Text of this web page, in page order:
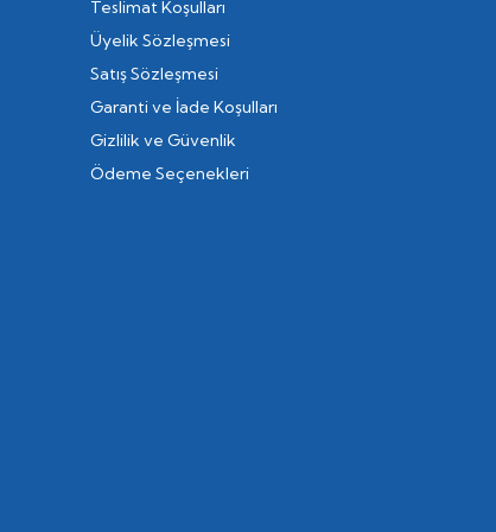
Teslimat Koşulları
Üyelik Sözleşmesi
Satış Sözleşmesi
Garanti ve İade Koşulları
Gizlilik ve Güvenlik
Ödeme Seçenekleri